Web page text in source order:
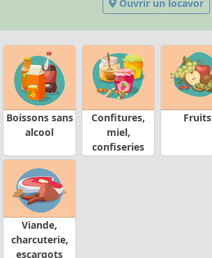
Ouvrir un locavor
Boissons sans
alcool
Confitures,
miel,
confiseries
Fruits
Viande,
charcuterie,
escargots